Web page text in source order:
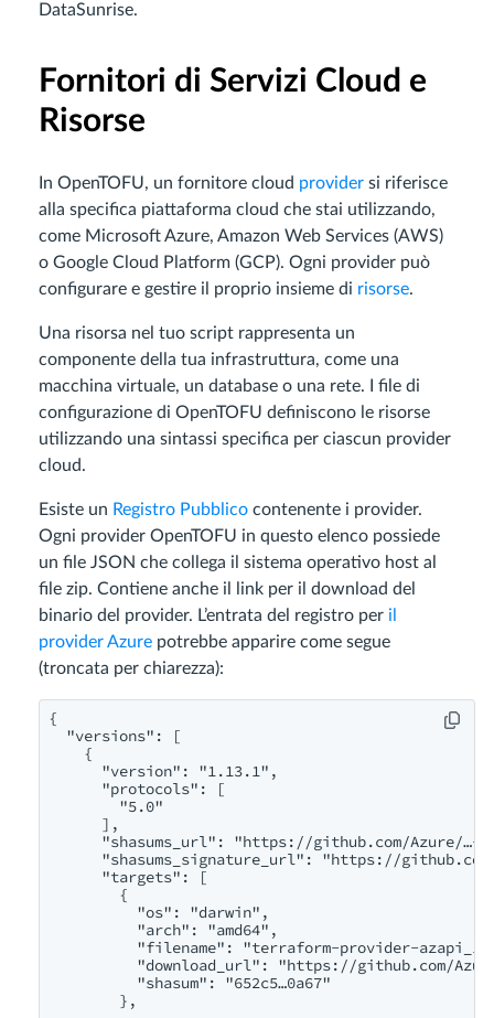
DataSunrise.
Fornitori di Servizi Cloud e
Risorse
In OpenTOFU, un fornitore cloud provider si riferisce
alla specifica piattaforma cloud che stai utilizzando,
come Microsoft Azure, Amazon Web Services (AWS)
o Google Cloud Platform (GCP). Ogni provider può
configurare e gestire il proprio insieme di risorse.
Una risorsa nel tuo script rappresenta un
componente della tua infrastruttura, come una
macchina virtuale, un database o una rete. I file di
configurazione di OpenTOFU definiscono le risorse
utilizzando una sintassi specifica per ciascun provider
cloud.
Esiste un Registro Pubblico contenente i provider.
Ogni provider OpenTOFU in questo elenco possiede
un file JSON che collega il sistema operativo host al
file zip. Contiene anche il link per il download del
binario del provider. L’entrata del registro per il
provider Azure potrebbe apparire come segue
(troncata per chiarezza):
{
"versions": [
{
"version": "1.13.1",
"protocols": [
"5.0"
],
"shasums_url": "https://github.com/Azure/…-
"shasums_signature_url": "https://github.com/
"targets": [
{
"os": "darwin",
"arch": "amd64",
"filename": "terraform-provider-
"download_url": "https://github.com/Azure/
"shasum": "652c5…0a67"
},